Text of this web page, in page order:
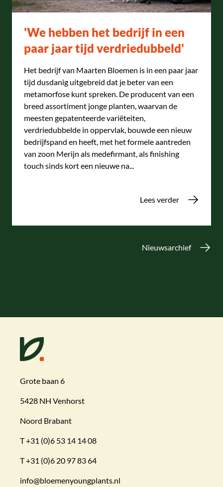
'We hebben het bedrijf in een
paar jaar tijd verdriedubbeld'
Het bedrijf van Maarten Bloemen is in een paar jaar
tijd dusdanig uitgebreid dat je beter van een
metamorfose kunt spreken. De producent van een
breed assortiment jonge planten, waarvan de
meesten gepatenteerde variëteiten,
verdriedubbelde in oppervlak, bouwde een nieuw
bedrijfspand en heeft, met het formele aantreden
van zoon Merijn als medefirmant, als finishing
touch sinds kort een nieuwe na...
Lees verder
Nieuwsarchief
Grote baan 6
5428 NH Venhorst
Noord Brabant
T+31 (0)6 53 14 14 08
T+31 (0)6 20 97 83 64
info@bloemenyoungplants.nl